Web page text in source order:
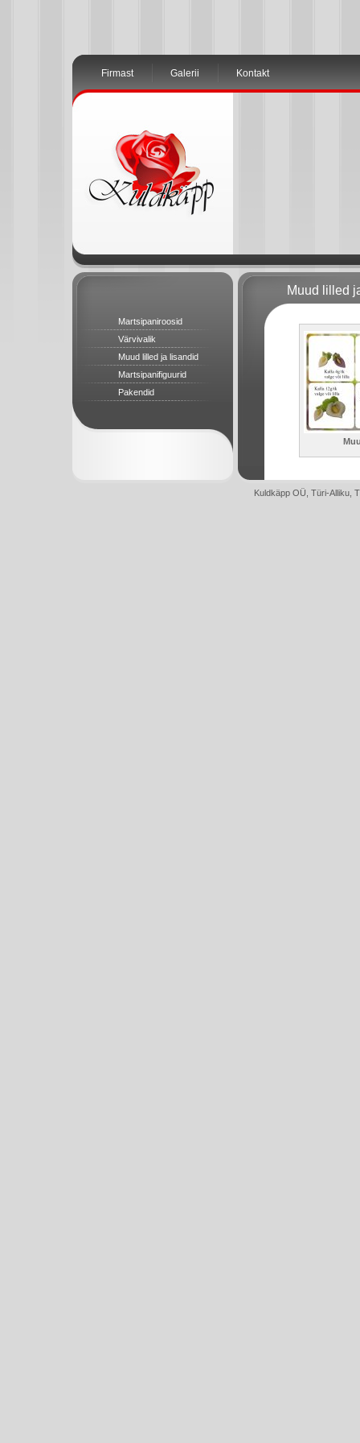
Firmast Galerii Kontakt
Muud lilled
Martsipaniroosid
Värvivalik
Muud lilled ja lisandid
Martsipanifiguurid
Pakendid
Kuldkäpp OÜ, Türi-Alliku,